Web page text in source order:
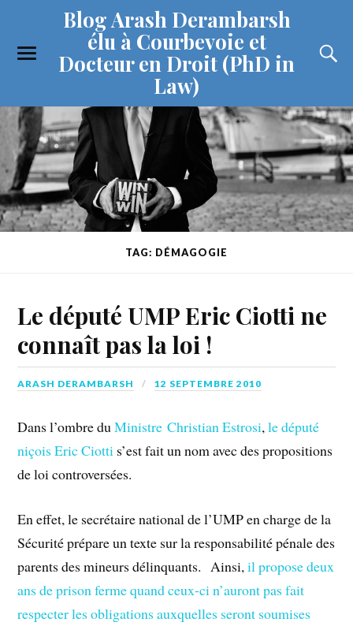
Blog Arash Derambarsh
élu à Courbevoie et
Docteur en Droit (PhD in
Law)
TAG: DÉMAGOGIE
Le député UMP Eric Ciotti ne
connaît pas la loi !
ARASH DERAMBARSH 12 SEPTEMBRE 2010
Dans l’ombre duMinistre Christian Estrosi,le député
niçois Eric Ciotti s’est fait un nom avec des propositions
de loi controversées.
En effet, le secrétaire national de l’UMP en charge de la
Sécurité prépare un texte sur la responsabilité pénale des
parents des mineurs délinquants. Ainsi,il propose deux
ans de prison ferme quand ceux-ci n’auront pas fait
respecter les obligations auxquelles seront soumises